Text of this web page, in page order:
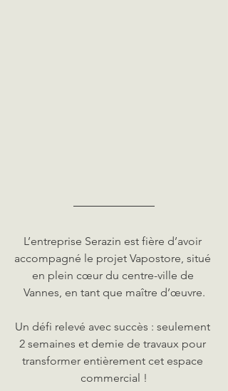
L’entreprise Serazin est fière d’avoir
accompagné le projet Vapostore, situé
en plein cœur du centre-ville de
Vannes, en tant que maître d’œuvre.
Un défi relevé avec succès : seulement
2 semaines et demie de travaux pour
transformer entièrement cet espace
commercial !